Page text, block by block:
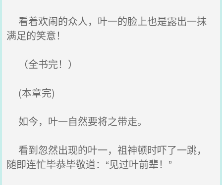
看着欢闹的众人，叶一的脸上也是露出一抹
满足的笑意！
（全书完！）
(本章完)
如今，叶一自然要将之带走。
看到忽然出现的叶一，祖神顿时吓了一跳，
随即连忙毕恭毕敬道：“见过叶前辈！”